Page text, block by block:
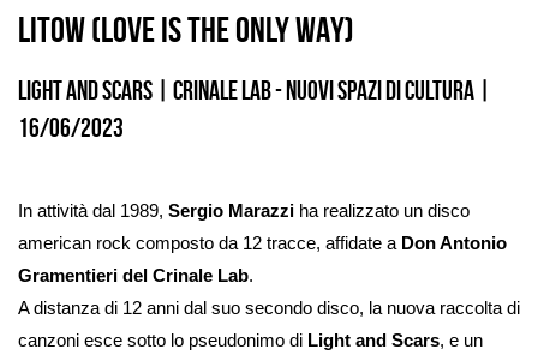
LITOW (LOVE IS THE ONLY WAY)
Light and Scars | Crinale Lab - Nuovi Spazi di Cultura |
16/06/2023
In attività dal 1989, Sergio Marazzi ha realizzato un disco
american rock composto da 12 tracce, affidate a Don Antonio
Gramentieri del Crinale Lab.
A distanza di 12 anni dal suo secondo disco, la nuova raccolta di
canzoni esce sotto lo pseudonimo di Light and Scars, e un